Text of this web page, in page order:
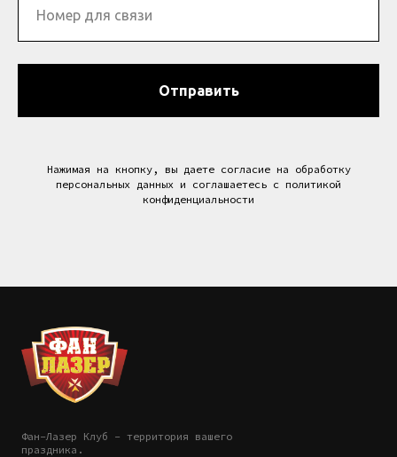
Отправить
Нажимая на кнопку, вы даете согласие на обработку
персональных данных и соглашаетесь c политикой
конфиденциальности
Фан-Лазер Клуб - территория вашего
праздника.